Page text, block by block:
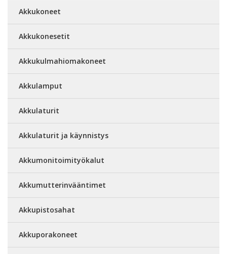
Akkukoneet
Akkukonesetit
Akkukulmahiomakoneet
Akkulamput
Akkulaturit
Akkulaturit ja käynnistys
Akkumonitoimityökalut
Akkumutterinvääntimet
Akkupistosahat
Akkuporakoneet